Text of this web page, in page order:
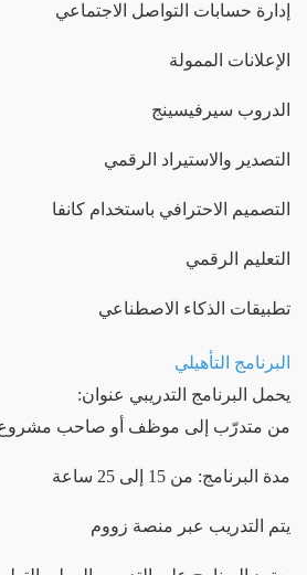
إدارة حسابات التواصل الاجتماعي
الإعلانات الممولة
الدروب سيرفيسينج
التصدير والاستيراد الرقمي
التصميم الاحترافي باستخدام كانفا
التعليم الرقمي
تطبيقات الذكاء الاصطناعي
البرنامج التأهيلي
يحمل البرنامج التدريبي عنوان:
من متدرّب إلى موظف أو صاحب مشروع
مدة البرنامج: من 15 إلى 25 ساعة
يتم التدريب عبر منصة زووم